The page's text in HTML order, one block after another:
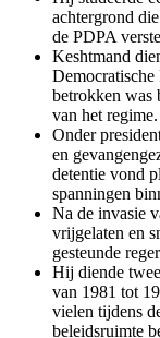
achtergrond
de PDPA
Keshtmand
betrokken was
van het regime.
Onder
en
detentie vond
spanningen
Na de invasie
vrijgelaten en
gesteunde
Hij diende
van 1981 tot
vielen tijdens
beleidsruimte